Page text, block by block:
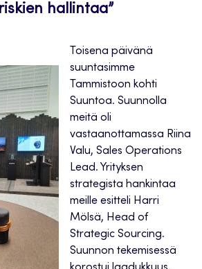
hallintaa”
Toisena päivänä
suuntasimme
Tammistoon kohti
Suuntoa. Suunnolla
meitä oli
vastaanottamassa Riina
Valu, Sales Operations
Lead. Yrityksen
strategista hankintaa
meille esitteli Harri
Mölsä, Head of
Strategic Sourcing.
Suunnon tekemisessä